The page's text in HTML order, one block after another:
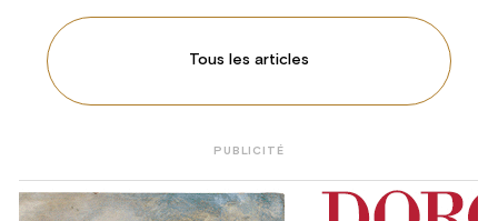
Tous les articles
PUBLICITÉ